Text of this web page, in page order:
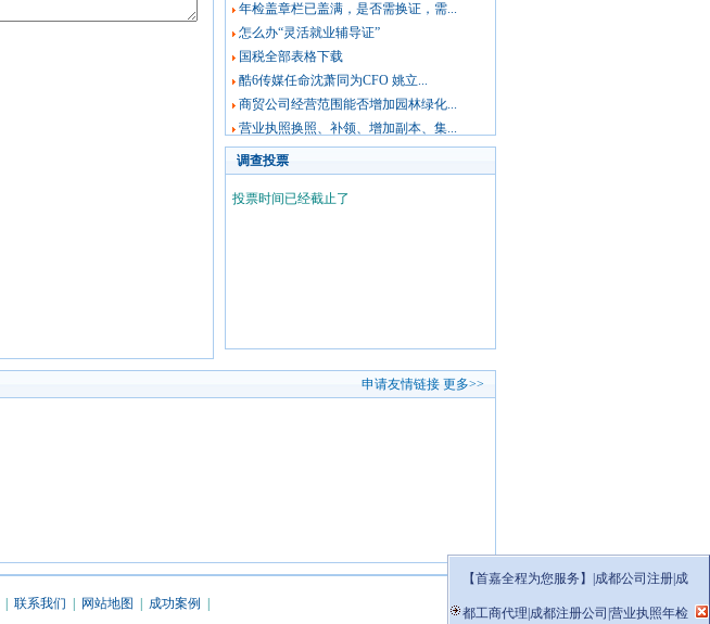
年检盖章栏已盖满，是否需换证，需...
怎么办“灵活就业辅导证”
国税全部表格下载
酷6传媒任命沈萧同为CFO 姚立...
商贸公司经营范围能否增加园林绿化...
营业执照换照、补领、增加副本、集...
调查投票
投票时间已经截止了
申请友情链接 更多>>
| 联系我们 | 网站地图 | 成功案例 |
【首嘉全程为您服务】|成都公司注册|成
都工商代理|成都注册公司|营业执照年检